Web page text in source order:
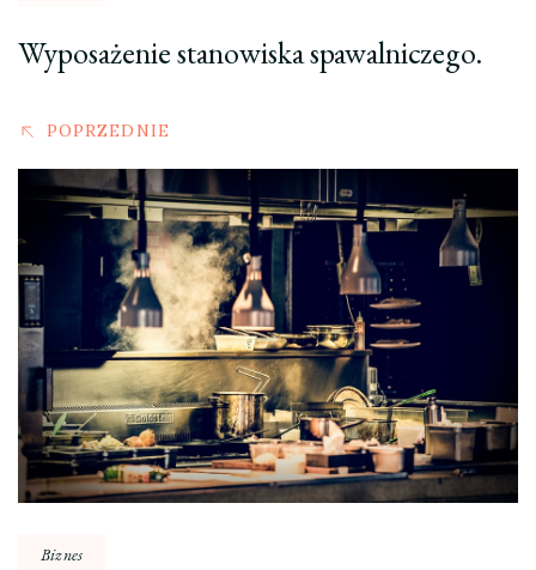
Wyposażenie stanowiska spawalniczego.
POPRZEDNIE
Biznes